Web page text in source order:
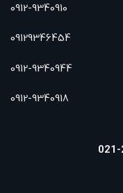
0912-9340910
09129346454
0912-9340944
0912-9340918